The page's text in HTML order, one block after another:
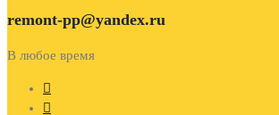
remont-pp@yandex.ru
В любое время